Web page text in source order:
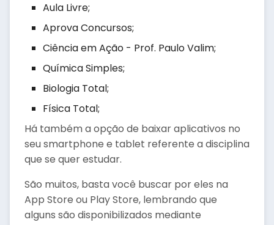
Aula Livre;
Aprova Concursos;
Ciência em Ação - Prof. Paulo Valim;
Química Simples;
Biologia Total;
Física Total;
Há também a opção de baixar aplicativos no
seu smartphone e tablet referente a disciplina
que se quer estudar.
São muitos, basta você buscar por eles na
App Store ou Play Store, lembrando que
alguns são disponibilizados mediante